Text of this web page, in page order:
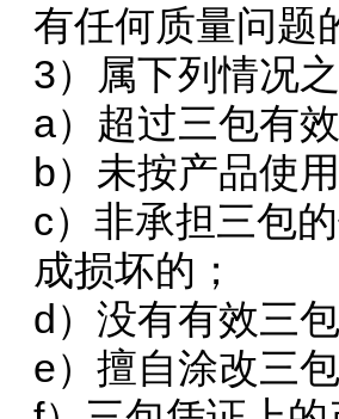
有任何质量问题
3）属下列情况
a）超过三包有效
b）未按产品使
c）非承担三包
成损坏的；
d）没有有效三
e）擅自涂改三